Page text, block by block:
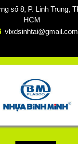
số 8, P. Linh Trung,
HCM
vlxdsinhtai@gmail.com